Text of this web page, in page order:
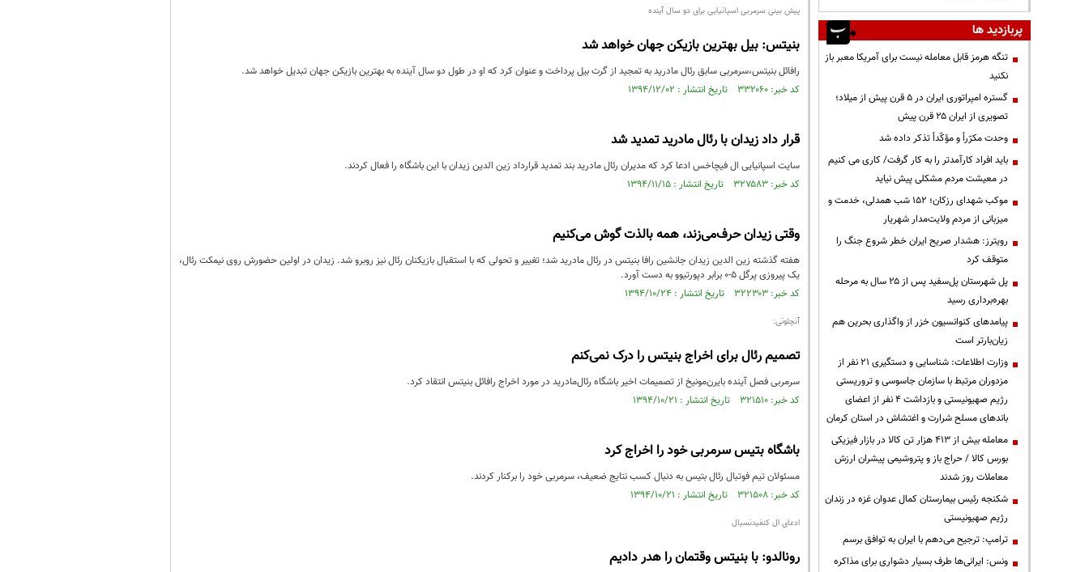
پیش بینی سرمربی اسپانیایی برای دو سال آینده
بنیتس: بیل بهترین بازیکن جهان خواهد شد
رافائل بنیتس،‌سرمربی سابق رئال مادرید به تمجید از گرت بیل پرداخت و عنوان کرد که او در طول دو سال آینده به بهترین بازیکن جهان تبدیل خواهد شد.
کد خبر: ۳۳۲۰۶۰ تاریخ انتشار : ۱۳۹۴/۱۲/۰۲
قرار داد زیدان با رئال مادرید تمدید شد
سایت اسپانیایی ال فیچاخس ادعا کرد که مدیران رئال مادرید بند تمدید قرارداد زین الدین زیدان با این باشگاه را فعال کردند.
کد خبر: ۳۲۷۵۸۳ تاریخ انتشار : ۱۳۹۴/۱۱/۱۵
وقتی زیدان حرف‌می‌زند، همه بالذت گوش می‌کنیم
هفته گذشته زین الدین زیدان جانشین رافا بنیتس در رئال مادرید شد؛ تغییر و تحولی که با استقبال بازیکنان رئال نیز روبرو شد. زیدان در اولین حضورش روی نیمکت رئال،
یک پیروزی پرگل 5-0 برابر دپورتیوو به دست آورد.
کد خبر: ۳۲۲۳۰۳ تاریخ انتشار : ۱۳۹۴/۱۰/۲۴
آنچلوتی:
تصمیم رئال‌ برای اخراج بنیتس را درک نمی‌کنم
سرمربی فصل آینده بایرن‌مونیخ از تصمیمات اخیر باشگاه رئال‌مادرید در مورد اخراج رافائل بنیتس انتقاد کرد.
کد خبر: ۳۲۱۵۱۰ تاریخ انتشار : ۱۳۹۴/۱۰/۲۱
باشگاه بتیس سرمربی خود را اخراج کرد
مسئولان تیم فوتبال رئال‌ بتیس به دنبال کسب نتایج ضعیف، سرمربی خود را برکنار کردند.
کد خبر: ۳۲۱۵۰۸ تاریخ انتشار : ۱۳۹۴/۱۰/۲۱
ادعای ال کنفیدنسیال
رونالدو: با بنیتس وقتمان را هدر دادیم
پربازدید ها
تنگه هرمز قابل معامله نیست برای آمریکا معبر باز
نکنید
گستره امپراتوری ایران در ۵ قرن پیش از میلاد؛
تصویری از ایران ۲۵ قرن پیش
وحدت مکرّراً و مؤکّداً تذکر داده شد
باید افراد کارآمدتر را به کار گرفت/ کاری می کنیم
در معیشت مردم مشکلی پیش نیاید
موکب شهدای رزکان؛ ۱۵۲ شب همدلی، خدمت و
میزبانی از مردم ولایت‌مدار شهریار
رویترز: هشدار صریح ایران خطر شروع جنگ را
متوقف کرد
پل شهرستان پل‌سفید پس از ۲۵ سال به مرحله
بهره‌برداری رسید
پیامدهای کنوانسیون خزر از واگذاری بحرین هم
زیان‌بارتر است
وزارت اطلاعات: شناسایی و دستگیری ۲۱ نفر از
مزدوران مرتبط با سازمان جاسوسی و تروریستی
رژیم صهیونیستی و بازداشت ۴ نفر از اعضای
باندهای مسلح شرارت و اغتشاش در استان کرمان
معامله بیش از ۴۱۳ هزار تن کالا در بازار فیزیکی
بورس کالا / حراج باز و پتروشیمی پیشران ارزش
معاملات روز شدند
شکنجه رئیس بیمارستان کمال عدوان غزه در زندان
رژیم صهیونیستی
ترامپ: ترجیح می‌دهم با ایران به توافق برسم
ونس: ایرانی‌ها طرف بسیار دشواری برای مذاکره